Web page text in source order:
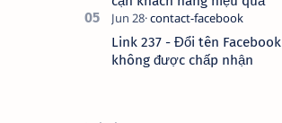
Link 237 - Đổi tên Facebook
không được chấp nhận